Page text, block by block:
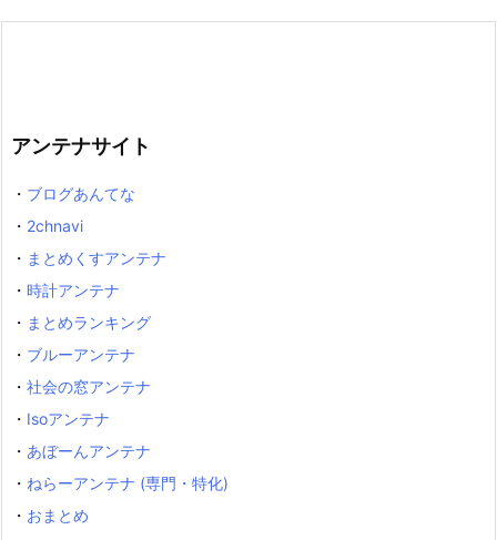
アンテナサイト
・ ブログあんてな
・ 2chnavi
・ まとめくすアンテナ
・ 時計アンテナ
・ まとめランキング
・ ブルーアンテナ
・ 社会の窓アンテナ
・ Isoアンテナ
・ あぼーんアンテナ
・ ねらーアンテナ (専門・特化)
・ おまとめ